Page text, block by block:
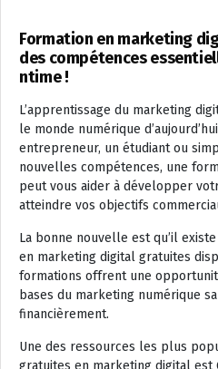
Formation en marketing
des compétences
ntime !
L’apprentissage du marketing
le monde numérique
entrepreneur, un étudiant ou
nouvelles compétences, une
peut vous aider à développer
atteindre vos objectifs
La bonne nouvelle est qu’il
en marketing digital gratuites
formations offrent une
bases du marketing numérique
financièrement.
Une des ressources les plus
gratuites en marketing digital est